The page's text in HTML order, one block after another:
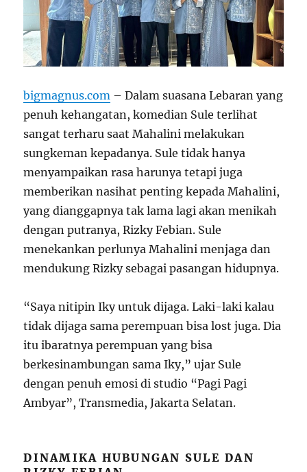
bigmagnus.com – Dalam suasana Lebaran yang
penuh kehangatan, komedian Sule terlihat
sangat terharu saat Mahalini melakukan
sungkeman kepadanya. Sule tidak hanya
menyampaikan rasa harunya tetapi juga
memberikan nasihat penting kepada Mahalini,
yang dianggapnya tak lama lagi akan menikah
dengan putranya, Rizky Febian. Sule
menekankan perlunya Mahalini menjaga dan
mendukung Rizky sebagai pasangan hidupnya.
“Saya nitipin Iky untuk dijaga. Laki-laki kalau
tidak dijaga sama perempuan bisa lost juga. Dia
itu ibaratnya perempuan yang bisa
berkesinambungan sama Iky,” ujar Sule
dengan penuh emosi di studio “Pagi Pagi
Ambyar”, Transmedia, Jakarta Selatan.
DINAMIKA HUBUNGAN SULE DAN